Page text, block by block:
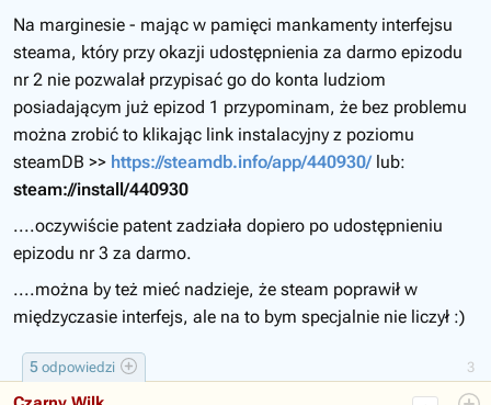
3
5 odpowiedzi
Na marginesie - mając w pamięci mankamenty interfejsu
steama, który przy okazji udostępnienia za darmo epizodu
nr 2 nie pozwalał przypisać go do konta ludziom
posiadającym już epizod 1 przypominam, że bez problemu
można zrobić to klikając link instalacyjny z poziomu
steamDB >> https://steamdb.info/app/440930/ lub:
steam://install/440930
....oczywiście patent zadziała dopiero po udostępnieniu
epizodu nr 3 za darmo.
....można by też mieć nadzieje, że steam poprawił w
międzyczasie interfejs, ale na to bym specjalnie nie liczył :)